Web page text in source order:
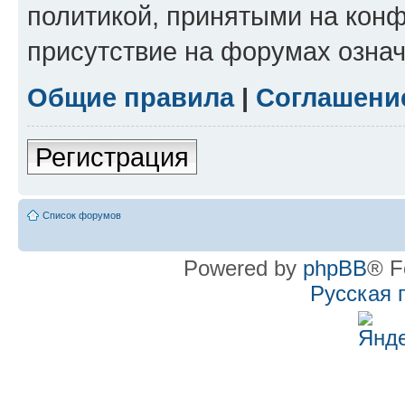
политикой, принятыми на
присутствие на форумах
Общие правила|
Регистрация
Список форумов
Powered by phpBB®
Русская